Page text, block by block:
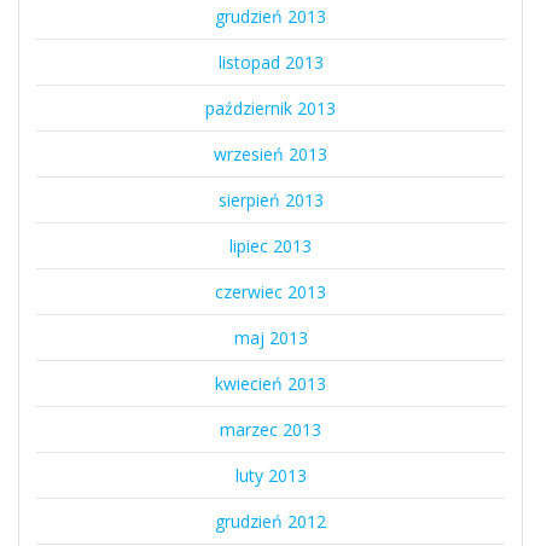
grudzień 2013
listopad 2013
październik 2013
wrzesień 2013
sierpień 2013
lipiec 2013
czerwiec 2013
maj 2013
kwiecień 2013
marzec 2013
luty 2013
grudzień 2012